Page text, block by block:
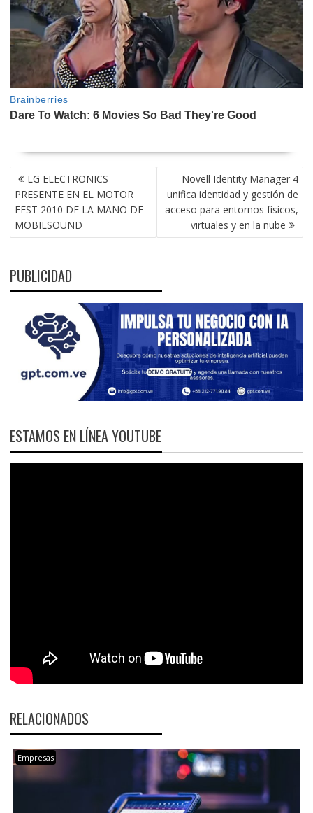
NAVEGACIÓN
DE
ENTRADAS
LG ELECTRONICS
PRESENTE EN EL MOTOR
FEST 2010 DE LA MANO DE
MOBILSOUND
Novell Identity Manager 4
unifica identidad y gestión de
acceso para entornos físicos,
virtuales y en la nube
PUBLICIDAD
ESTAMOS EN LÍNEA YOUTUBE
RELACIONADOS
Empresas